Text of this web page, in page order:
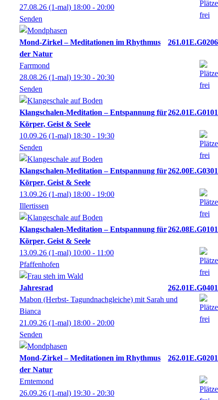
27.08.26 (1-mal) 18:00 - 20:00
Senden
Mond-Zirkel – Meditationen im Rhythmus
der Natur
261.01E.G0206
Farrmond
28.08.26 (1-mal) 19:30 - 20:30
Senden
Klangschalen-Meditation – Entspannung für
Körper, Geist & Seele
262.01E.G0101
10.09.26 (1-mal) 18:30 - 19:30
Senden
Klangschalen-Meditation – Entspannung für
Körper, Geist & Seele
262.00E.G0301
13.09.26 (1-mal) 18:00 - 19:00
Illertissen
Klangschalen-Meditation – Entspannung für
Körper, Geist & Seele
262.08E.G0101
13.09.26 (1-mal) 10:00 - 11:00
Pfaffenhofen
Jahresrad
262.01E.G0401
Mabon (Herbst- Tagundnachgleiche) mit Sarah und
Bianca
21.09.26 (1-mal) 18:00 - 20:00
Senden
Mond-Zirkel – Meditationen im Rhythmus
der Natur
262.01E.G0201
Erntemond
26.09.26 (1-mal) 19:30 - 20:30